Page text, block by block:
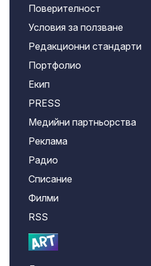
Поверителност
Условия за ползване
Редакционни стандарти
Портфолио
Екип
PRESS
Медийни партньорства
Реклама
Радио
Списание
Филми
RSS